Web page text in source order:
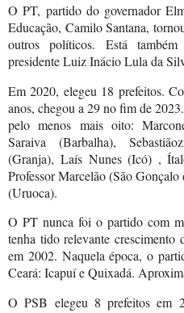
O PT, partido do governador
Educação, Camilo Santana,
outros políticos. Está
presidente Luiz Inácio Lula da
Em 2020, elegeu 18 prefeitos.
anos, chegou a 29 no fim de
pelo menos mais oito:
Saraiva (Barbalha),
(Granja),Laís Nunes (Icó) ,
Professor Marcelão (São
(Uruoca).
O PT nunca foi o partido com
tenha tido relevante crescimento
em 2002. Naquela época, o
Ceará: Icapuí e Quixadá.
O PSB elegeu 8 prefeitos em